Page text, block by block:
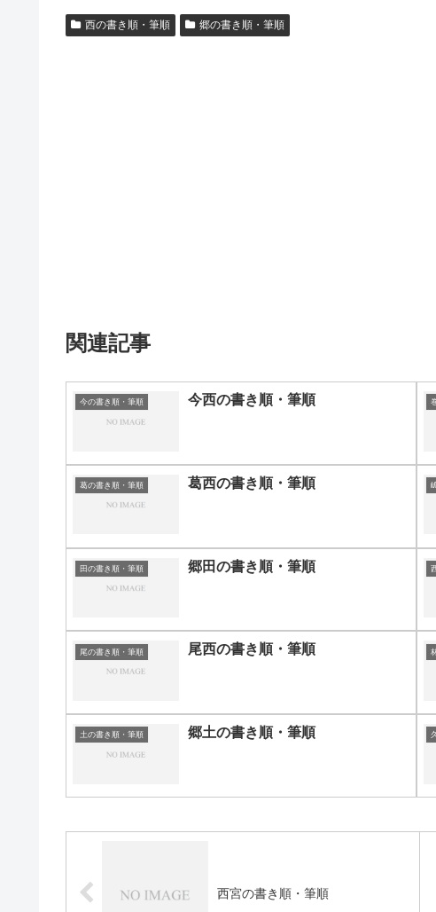
西の書き順・筆順 郷の書き順・筆順
関連記事
今の書き順・筆順 今西の書き順・筆順
葛の書き順・筆順 葛西の書き順・筆順
田の書き順・筆順 郷田の書き順・筆順
尾の書き順・筆順 尾西の書き順・筆順
土の書き順・筆順 郷土の書き順・筆順
西宮の書き順・筆順